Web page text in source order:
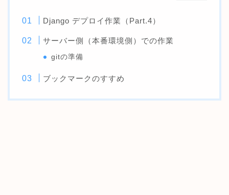
Django デプロイ作業（Part.4）
サーバー側（本番環境側）での作業
gitの準備
ブックマークのすすめ